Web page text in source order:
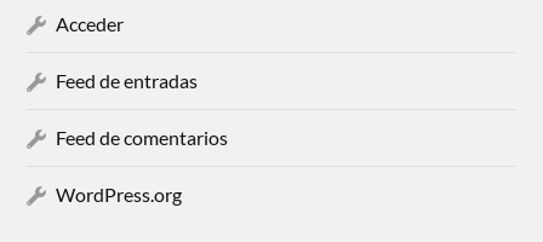
Acceder
Feed de entradas
Feed de comentarios
WordPress.org